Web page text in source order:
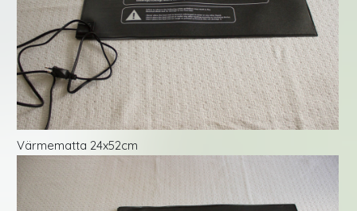
Värmematta 24x52cm